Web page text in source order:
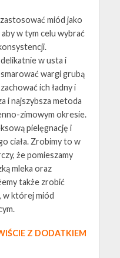
miód jako
w tym celu wybrać
w usta i
wargi grubą
ich ładny i
i najszybsza metoda
zimowym okresie.
pielęgnację i
ciała. Zrobimy to w
że pomieszamy
mleka oraz
także zrobić
w której miód
Z DODATKIEM